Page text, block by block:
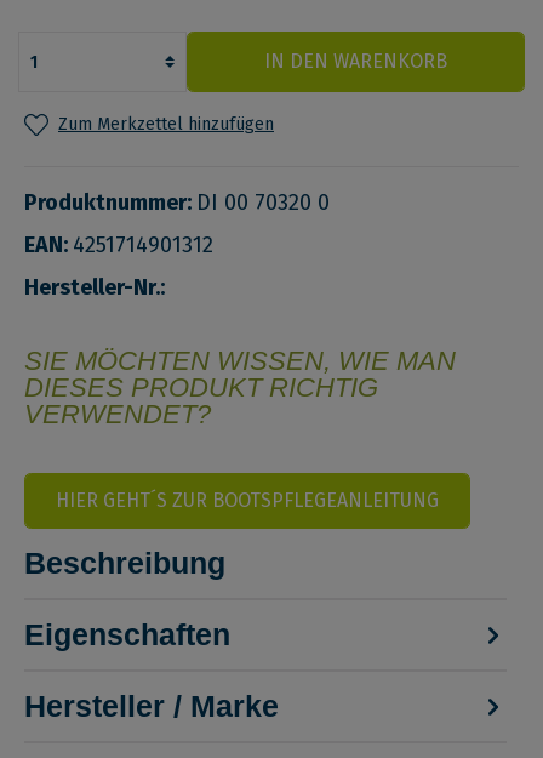
IN DEN WARENKORB
Zum Merkzettel hinzufügen
Produktnummer: DI 00 70320 0
EAN: 4251714901312
Hersteller-Nr.:
SIE MÖCHTEN WISSEN, WIE MAN
DIESES PRODUKT RICHTIG
VERWENDET?
HIER GEHT´S ZUR BOOTSPFLEGEANLEITUNG
Beschreibung
Eigenschaften
Hersteller / Marke